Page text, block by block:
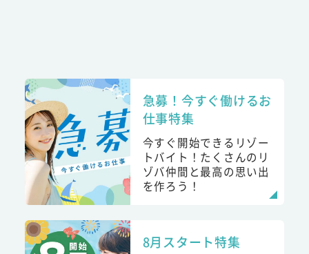
急募！今すぐ働けるお
仕事特集
今すぐ開始できるリゾー
トバイト！たくさんのリ
ゾバ仲間と最高の思い出
を作ろう！
8月スタート特集